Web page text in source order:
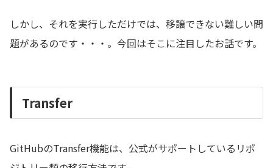
しかし、それを実行しただけでは、移譲できない難しい問
題があるのです・・・。今回はそこに注目したお話です。
Transfer
GitHubのTransfer機能は、公式がサポートしているリポ